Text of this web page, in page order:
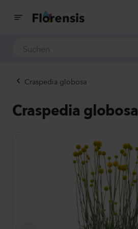
Craspedia globosa
Craspedia globosa